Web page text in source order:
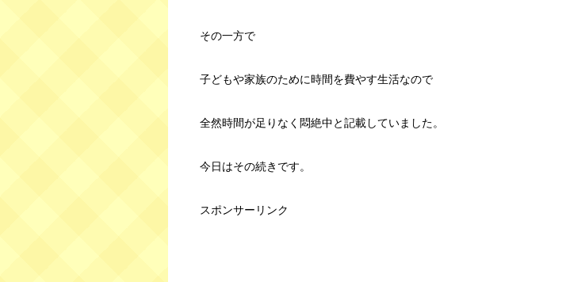
その一方で
子どもや家族のために時間を費やす生活なので
全然時間が足りなく悶絶中と記載していました。
今日はその続きです。
スポンサーリンク